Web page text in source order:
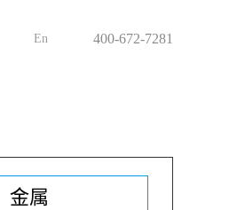
En 400-672-7281
金属